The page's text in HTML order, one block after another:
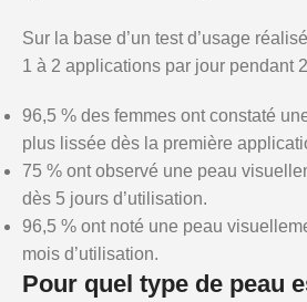
Sur la base d’un test d’usage
1 à 2 applications par jour pendant
96,5 % des femmes ont constaté
plus lissée dès la première
75 % ont observé une peau
dès 5 jours d’utilisation.
96,5 % ont noté une peau
mois d’utilisation.
Pour quel type de peau